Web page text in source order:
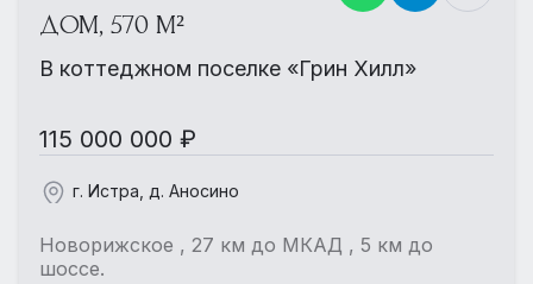
ДОМ, 570 М²
В коттеджном поселке «Грин Хилл»
115 000 000 ₽
г. Истра, д. Аносино
Новорижское , 27 км до МКАД , 5 км до
шоссе.